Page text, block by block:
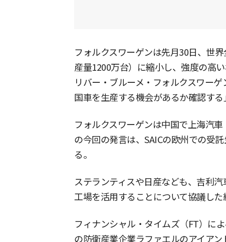
フォルクスワーゲンは先月30日、世
産量1200万台）に縮小し、強度の高
リバー・ブルーメ・フォルクスワー
国車を生産する機会があるか確認する
フォルクスワーゲンは中国で上海汽
の今回の発言は、SAICの欧州での受
る。
ステランティスや日産なども、吉利
工場を活用することについて協議した
フィナンシャル・タイムズ（FT）に
の防衛産業企業ラファエルのアイア